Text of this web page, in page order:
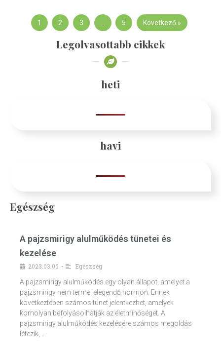
1 2 3 … 5 Következő »
Legolvasottabb cikkek
heti
havi
Egészség
A pajzsmirigy alulműködés tünetei és
kezelése
2023.03.06. •
Egészség
A pajzsmirigy alulműködés egy olyan állapot, amelyet a
pajzsmirigy nem termel elegendő hormon. Ennek
következtében számos tünet jelentkezhet, amelyek
komolyan befolyásolhatják az életminőséget. A
pajzsmirigy alulműködés kezelésére számos megoldás
létezik, …